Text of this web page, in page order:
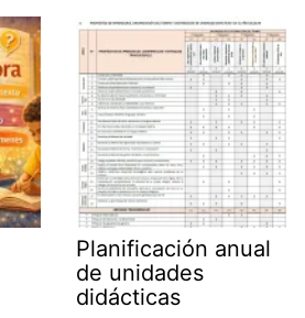
Planificación anual
de unidades
didácticas